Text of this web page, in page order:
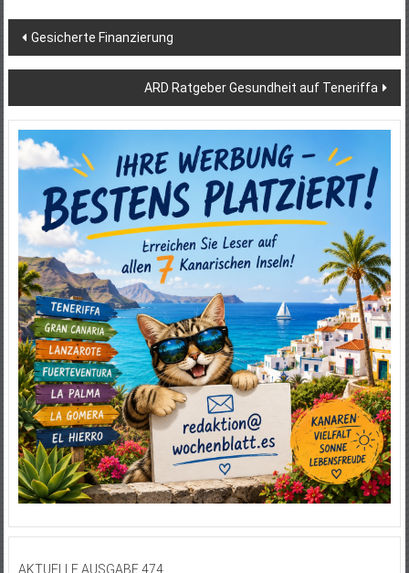
Beitragsnavigation
Gesicherte Finanzierung
ARD Ratgeber Gesundheit auf Teneriffa
AKTUELLE AUSGABE 474